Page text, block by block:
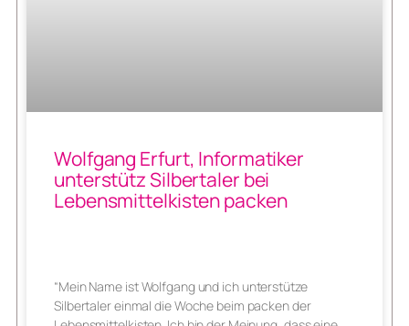
Wolfgang Erfurt, Informatiker
unterstütz Silbertaler bei
Lebensmittelkisten packen
“Mein Name ist Wolfgang und ich unterstütze
Silbertaler einmal die Woche beim packen der